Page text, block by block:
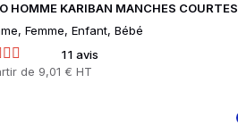
HOMME KARIBAN MANCHES COURTES
Femme, Enfant, Bébé
11 avis
de 9,01 € HT